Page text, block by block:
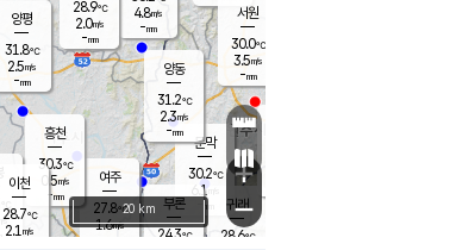
문막
30.2℃
6.1m/s
mm
부론
24.3℃
4.8m/s
-mm
여주
27.8℃
1.6m/s
양동
31.2℃
2.3m/s
-mm
흥천
30.3℃
0.5m/s
-mm
m/s
귀래
28.6℃
서원
30.0℃
3.5m/s
-mm
28.9℃
2.0m/s
-mm
이천
28.7℃
2.1 m/s
양평
31.8℃
2.5m/s
-mm
+
−
20 km